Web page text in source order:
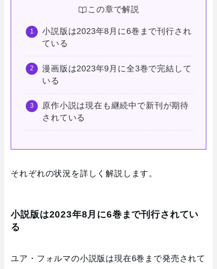
この章で解説
小説版は2023年8月に6巻まで刊行され
ている
漫画版は2023年9月に全3巻で完結して
いる
原作小説は現在も継続中で新刊が期待
されている
それぞれの状況を詳しく解説します。
小説版は2023年8月に6巻まで刊行されてい
る
ユア・フォルマの小説版は現在6巻まで発売されて